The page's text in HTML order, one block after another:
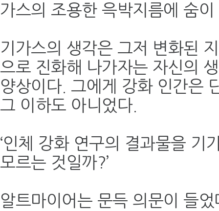
가스의 조용한 윽박지름에 숨
기가스의 생각은 그저 변화된
으로 진화해 나가자는 자신의
양상이다. 그에게 강화 인간은
그 이하도 아니었다.
‘인체 강화 연구의 결과물을 기
모르는 것일까?’
알트마이어는 문득 의문이 들